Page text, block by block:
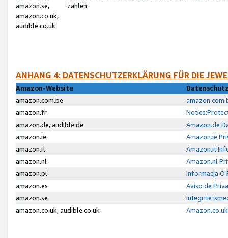
amazon.se,
amazon.co.uk,
audible.co.uk
zahlen.
ANHANG 4: DATENSCHUTZERKLÄRUNG FÜR DIE
Amazon-Website
amazon.com.be
amazon.fr
amazon.de, audible.de
Amazon.de
amazon.ie
Amazon.ie
amazon.it
Amazon.it
amazon.nl
Amazon.nl
amazon.pl
Informacja O
amazon.es
Aviso de
amazon.se
amazon.co.uk, audible.co.uk